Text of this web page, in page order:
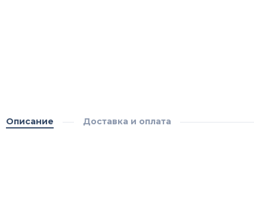
Описание Доставка и оплата